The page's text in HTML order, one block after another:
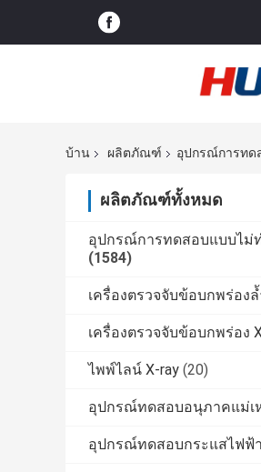
บ้าน ผลิตภัณฑ์ อุปกรณ์การทด
ผลิตภัณฑ์ทั้งหมด
อุปกรณ์การทดสอบแบบไม่
(1584)
เครื่องตรวจจับข้อบกพร่องล้
เครื่องตรวจจับข้อบกพร่อง
ไพพ์ไลน์ X-ray (20)
อุปกรณ์ทดสอบอนุภาคแม่เ
อุปกรณ์ทดสอบกระแสไฟฟ้